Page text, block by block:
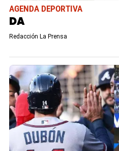
AGENDA DEPORTIVA
DA
Redacción La Prensa